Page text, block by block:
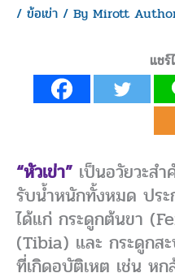
/ ข้อเข่า / By Mirott
แชร์
“หัวเข่า” เป็นอวัยวะส
รับน้ำหนักทั้งหมด ปร
ได้แก่ กระดูกต้นขา
(Tibia) และ กระดูกส
ที่เกิดอุบัติเหตุ เช่น ห